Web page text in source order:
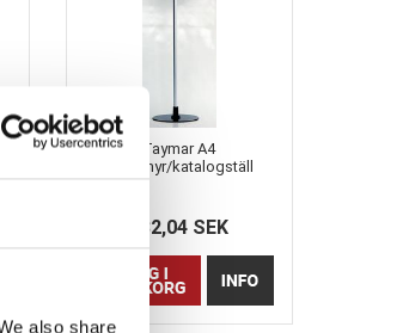
also share
Taymar A4
Broschyr/katalogställ
golvstativ - PS1
932,04 SEK